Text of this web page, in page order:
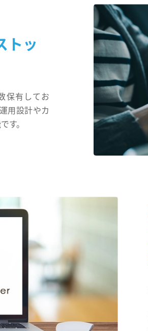
トッ
保有してお
用設計やカ
す。